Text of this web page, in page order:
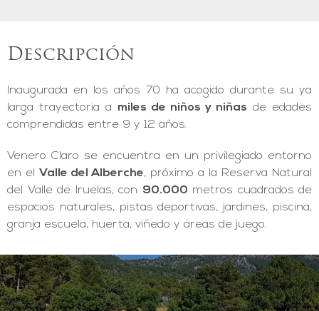
Descripción
Inaugurada en los años 70 ha acogido durante su ya
larga trayectoria a miles de niños y niñas de edades
comprendidas entre 9 y 12 años.
Venero Claro se encuentra en un privilegiado entorno
en el Valle del Alberche, próximo a la Reserva Natural
del Valle de Iruelas, con 90.000 metros cuadrados de
espacios naturales, pistas deportivas, jardines, piscina,
granja escuela, huerta, viñedo y áreas de juego.